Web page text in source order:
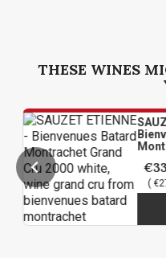
THESE WINES
SAUZET ETIENNE
Bienvenues Batard
Montrachet
€330.00 VAT
( €275.00 tax excl. )
1in stock